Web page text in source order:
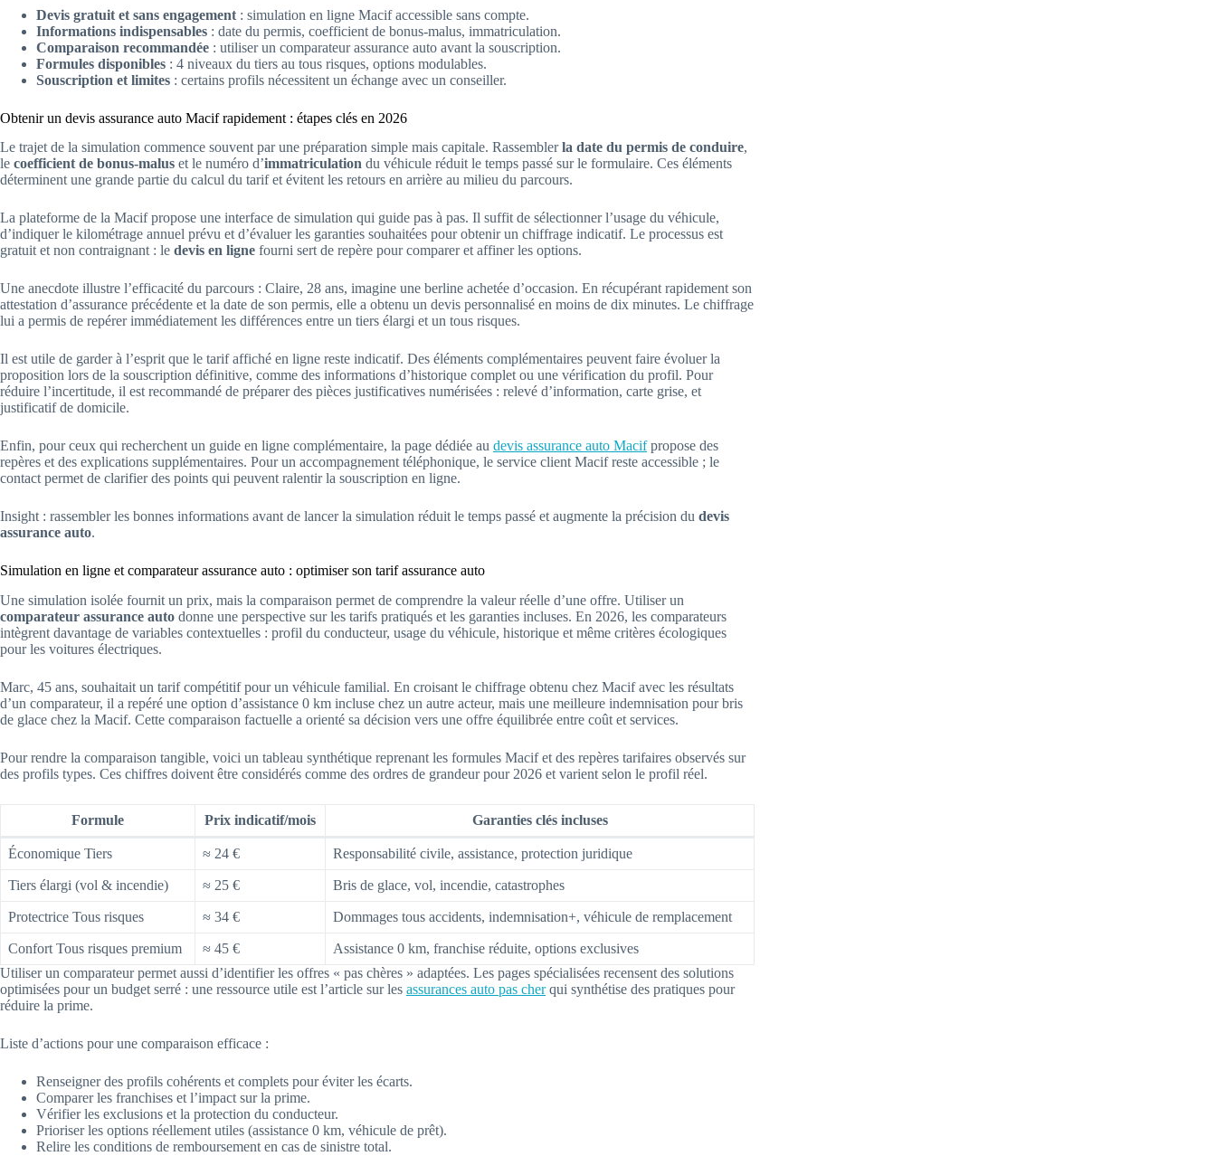
Devis gratuit et sans engagement : simulation en ligne Macif accessible sans compte.
Informations indispensables : date du permis, coefficient de bonus-malus, immatriculation.
Comparaison recommandée : utiliser un comparateur assurance auto avant la souscription.
Formules disponibles : 4 niveaux du tiers au tous risques, options modulables.
Souscription et limites : certains profils nécessitent un échange avec un conseiller.
Obtenir un devis assurance auto Macif rapidement : étapes clés en 2026
Le trajet de la simulation commence souvent par une préparation simple mais capitale. Rassemblerla date du permis de conduire,
le coefficient de bonus-malus et le numéro d’immatriculation du véhicule réduit le temps passé sur le formulaire. Ces éléments
déterminent une grande partie du calcul du tarif et évitent les retours en arrière au milieu du parcours.
La plateforme de la Macif propose une interface de simulation qui guide pas à pas. Il suffit de sélectionner l’usage du véhicule,
d’indiquer le kilométrage annuel prévu et d’évaluer les garanties souhaitées pour obtenir un chiffrage indicatif. Le processus est
gratuit et non contraignant : le devis en ligne fourni sert de repère pour comparer et affiner les options.
Une anecdote illustre l’efficacité du parcours : Claire, 28 ans, imagine une berline achetée d’occasion. En récupérant rapidement son
attestation d’assurance précédente et la date de son permis, elle a obtenu un devis personnalisé en moins de dix minutes. Le chiffrage
lui a permis de repérer immédiatement les différences entre un tiers élargi et un tous risques.
Il est utile de garder à l’esprit que le tarif affiché en ligne reste indicatif. Des éléments complémentaires peuvent faire évoluer la
proposition lors de la souscription définitive, comme des informations d’historique complet ou une vérification du profil. Pour
réduire l’incertitude, il est recommandé de préparer des pièces justificatives numérisées : relevé d’information, carte grise, et
justificatif de domicile.
Enfin, pour ceux qui recherchent un guide en ligne complémentaire, la page dédiée au devis assurance auto Macifpropose des
repères et des explications supplémentaires. Pour un accompagnement téléphonique, le service client Macif reste accessible ; le
contact permet de clarifier des points qui peuvent ralentir la souscription en ligne.
Insight : rassembler les bonnes informations avant de lancer la simulation réduit le temps passé et augmente la précision du devis
assurance auto.
Simulation en ligne et comparateur assurance auto : optimiser son tarif assurance auto
Une simulation isolée fournit un prix, mais la comparaison permet de comprendre la valeur réelle d’une offre. Utiliser un
comparateur assurance auto donne une perspective sur les tarifs pratiqués et les garanties incluses. En 2026, les comparateurs
intègrent davantage de variables contextuelles : profil du conducteur, usage du véhicule, historique et même critères écologiques
pour les voitures électriques.
Marc, 45 ans, souhaitait un tarif compétitif pour un véhicule familial. En croisant le chiffrage obtenu chez Macif avec les résultats
d’un comparateur, il a repéré une option d’assistance 0 km incluse chez un autre acteur, mais une meilleure indemnisation pour bris
de glace chez la Macif. Cette comparaison factuelle a orienté sa décision vers une offre équilibrée entre coût et services.
Pour rendre la comparaison tangible, voici un tableau synthétique reprenant les formules Macif et des repères tarifaires observés sur
des profils types. Ces chiffres doivent être considérés comme des ordres de grandeur pour 2026 et varient selon le profil réel.
Formule Prix indicatif/mois Garanties clés incluses
Économique Tiers ≈ 24 € Responsabilité civile, assistance, protection juridique
Tiers élargi (vol & incendie) ≈ 25 € Bris de glace, vol, incendie, catastrophes
Protectrice Tous risques ≈ 34 € Dommages tous accidents, indemnisation+, véhicule de remplacement
Confort Tous risques premium ≈ 45 €
Assistance 0 km, franchise réduite, options exclusives
Utiliser un comparateur permet aussi d’identifier les offres « pas chères » adaptées. Les pages spécialisées recensent des solutions
optimisées pour un budget serré : une ressource utile est l’article sur les assurances auto pas cherqui synthétise des pratiques pour
réduire la prime.
Liste d’actions pour une comparaison efficace :
Renseigner des profils cohérents et complets pour éviter les écarts.
Comparer les franchises et l’impact sur la prime.
Vérifier les exclusions et la protection du conducteur.
Prioriser les options réellement utiles (assistance 0 km, véhicule de prêt).
Relire les conditions de remboursement en cas de sinistre total.